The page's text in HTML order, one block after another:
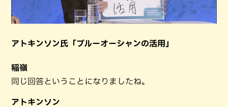
アトキンソン氏「ブルーオーシャンの活用」
稲嶺
同じ回答ということになりましたね。
アトキンソン